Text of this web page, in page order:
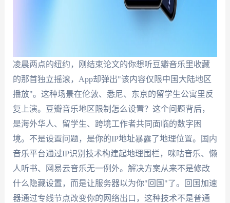
凌晨两点的纽约，刚结束论文的你想听豆瓣音乐里收藏
的那首独立摇滚，App却弹出"该内容仅限中国大陆地区
播放"。这种场景在伦敦、悉尼、东京的留学生公寓里反
复上演。豆瓣音乐地区限制怎么设置？这个问题背后，
是海外华人、留学生、跨境工作者共同面临的数字困
境。不是设置问题，是你的IP地址暴露了地理位置。国内
音乐平台通过IP识别技术构建起地理围栏，咪咕音乐、懒
人听书、网易云音乐无一例外。解决方案从来不是修改
什么隐藏设置，而是让服务器以为你"回国"了。回国加速
器通过专线节点改变你的网络出口，这种技术不是普通